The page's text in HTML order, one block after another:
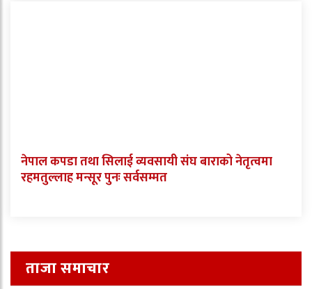
नेपाल कपडा तथा सिलाई व्यवसायी संघ बाराको नेतृत्वमा
रहमतुल्लाह मन्सूर पुनः सर्वसम्मत
ताजा समाचार